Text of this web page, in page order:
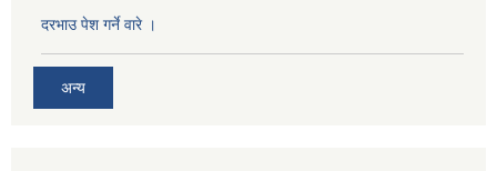
दरभाउ पेश गर्ने वारे ।
अन्य